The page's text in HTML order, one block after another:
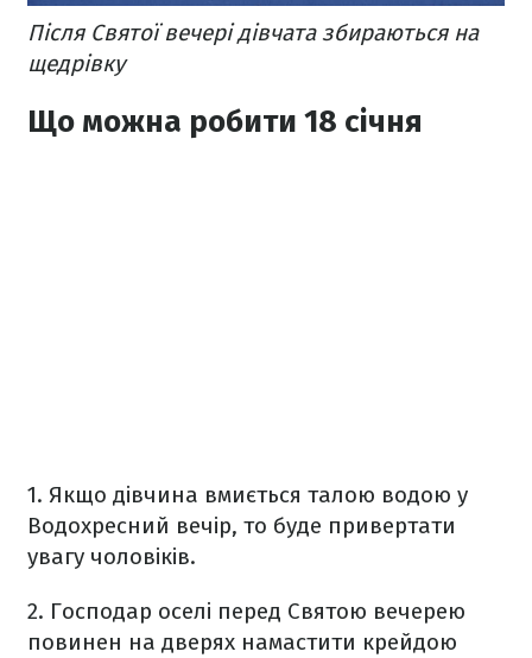
Після Святої вечері дівчата збираються на
щедрівку
Що можна робити 18 січня
1. Якщо дівчина вмиється талою водою у
Водохресний вечір, то буде привертати
увагу чоловіків.
2. Господар оселі перед Святою вечерею
повинен на дверях намастити крейдою